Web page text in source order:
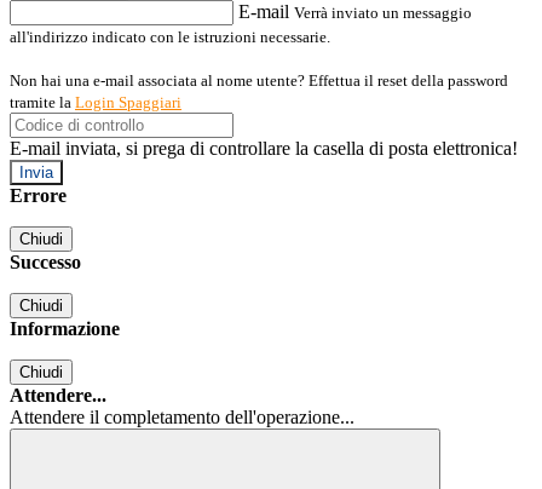
E-mail Verrà inviato un messaggio
all'indirizzo indicato con le istruzioni necessarie.
Non hai una e-mail associata al nome utente? Effettua il reset della password
tramite la Login Spaggiari
E-mail inviata, si prega di controllare la casella di posta elettronica!
Errore
Chiudi
Successo
Chiudi
Informazione
Chiudi
Attendere...
Attendere il completamento dell'operazione...